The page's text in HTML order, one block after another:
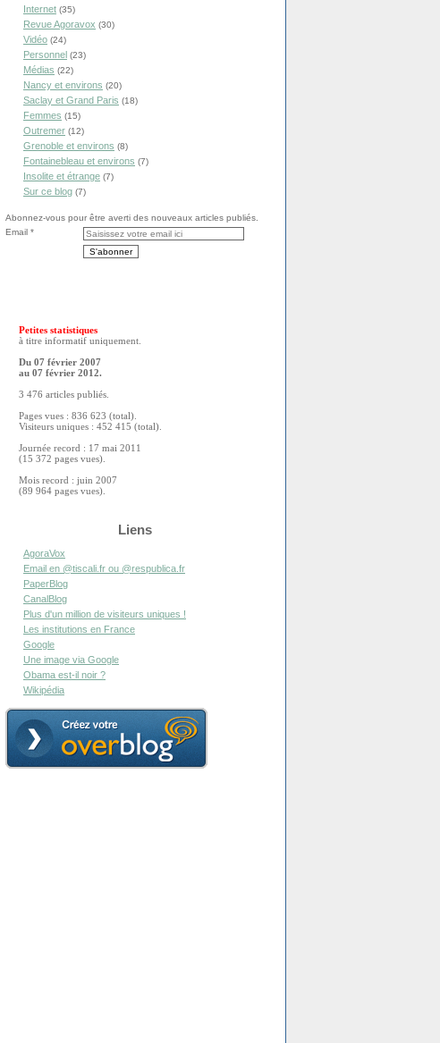
Internet (35)
Revue Agoravox (30)
Vidéo (24)
Personnel (23)
Médias (22)
Nancy et environs (20)
Saclay et Grand Paris (18)
Femmes (15)
Outremer (12)
Grenoble et environs (8)
Fontainebleau et environs (7)
Insolite et étrange (7)
Sur ce blog (7)
Abonnez-vous pour être averti des nouveaux articles publiés.
Email
Petites statistiques
à titre informatif uniquement.
Du 07 février 2007
au 07 février 2012.
3 476 articles publiés.
Pages vues : 836 623 (total).
Visiteurs uniques : 452 415 (total).
Journée record : 17 mai 2011
(15 372 pages vues).
Mois record : juin 2007
(89 964 pages vues).
Liens
AgoraVox
Email en @tiscali.fr ou @respublica.fr
PaperBlog
CanalBlog
Plus d'un million de visiteurs uniques !
Les institutions en France
Google
Une image via Google
Obama est-il noir ?
Wikipédia